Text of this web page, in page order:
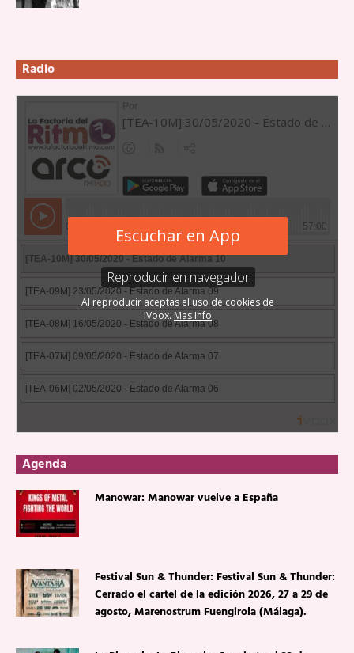
Radio
Agenda
Manowar: Manowar vuelve a España
Festival Sun & Thunder: Festival Sun & Thunder:
Cerrado el cartel de la edición 2026, 27 a 29 de
agosto, Marenostrum Fuengirola (Málaga).